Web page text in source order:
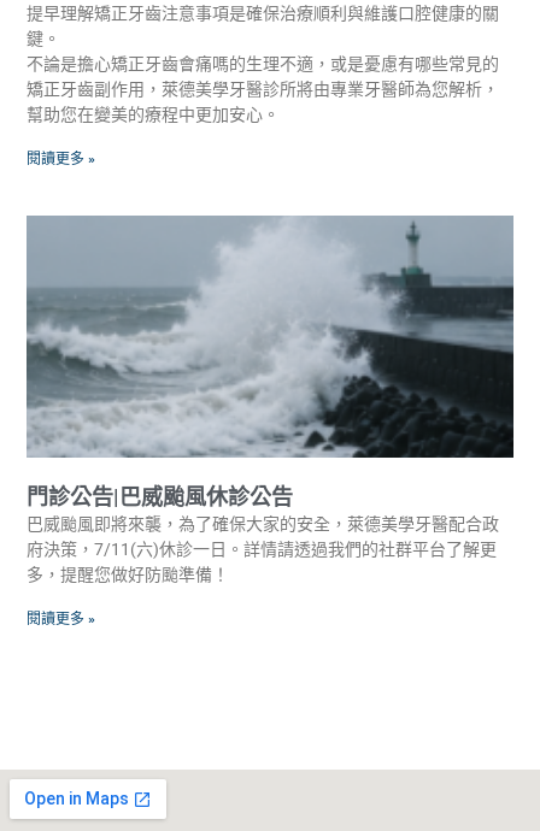
提早理解矯正牙齒注意事項是確保治療順利與維護口腔健康的關
鍵。
不論是擔心矯正牙齒會痛嗎的生理不適，或是憂慮有哪些常見的
矯正牙齒副作用，萊德美學牙醫診所將由專業牙醫師為您解析，
幫助您在變美的療程中更加安心。
閱讀更多 »
門診公告|巴威颱風休診公告
巴威颱風即將來襲，為了確保大家的安全，萊德美學牙醫配合政
府決策，7/11(六)休診一日。詳情請透過我們的社群平台了解更
多，提醒您做好防颱準備！
閱讀更多 »